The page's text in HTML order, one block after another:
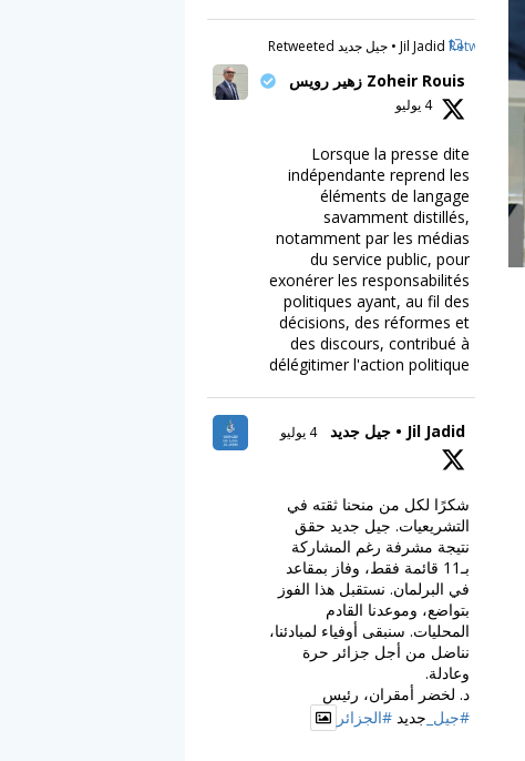
Retweet on Jil Jadid • جيل جديد Retweeted
Zoheir Rouis زهير رويس
4 يوليو
Lorsque la presse dite
indépendante reprend les
éléments de langage
savamment distillés,
notamment par les médias
du service public, pour
exonérer les responsabilités
politiques ayant, au fil des
décisions, des réformes et
des discours, contribué à
délégitimer l'action politique
Jil Jadid • جيل جديد 4 يوليو
شكرًا لكل من منحنا ثقته في
التشريعيات. جيل جديد حقق
نتيجة مشرفة رغم المشاركة
بـ11 قائمة فقط، وفاز بمقاعد
في البرلمان. نستقبل هذا الفوز
بتواضع، وموعدنا القادم
المحليات. سنبقى أوفياء لمبادئنا،
نناضل من أجل جزائر حرة
وعادلة.
د. لخضر أمقران، رئيس
#جيل_ جديد #الجزائر